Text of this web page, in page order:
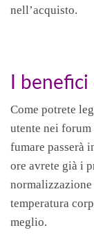
nell’acquisto.
I
Come potrete
utente nei
fumare passerà
ore avrete già i
temperatura
meglio.